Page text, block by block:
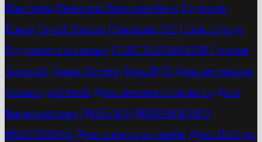
Выставка Вячеслав Иванович Боть Гаденова
Елена Герой России Гимназия №3 Глава города
Год памяти и славы» ГОРСТЬ ПАМЯТИ Гусаков
Алексей Денис Гастев День ВДВ День ветеранов
боевых действий День военного связиста День
Космонавтики ДЕНЬ МЕДИЦИНСКОГО
РАБОТНИКА День памяти и скорби День Победы